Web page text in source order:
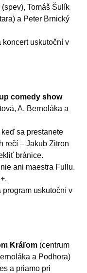
Tomáš Šulík
a Peter Brnický
uskutoční v
comedy show
A. Bernoláka a
sa prestanete
rečí – Jakub Zitron
bránice.
ani maestra Fullu.
uskutoční v
Kráľom (centrum
a Podhora)
a priamo pri